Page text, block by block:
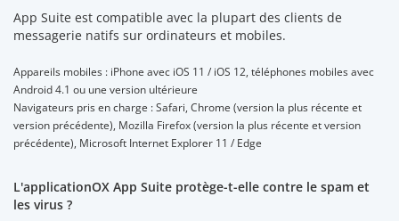
App Suite est compatible avec la plupart des clients de
messagerie natifs sur ordinateurs et mobiles.
Appareils mobiles : iPhone avec iOS 11 / iOS 12, téléphones mobiles avec
Android 4.1 ou une version ultérieure
Navigateurs pris en charge : Safari, Chrome (version la plus récente et
version précédente), Mozilla Firefox (version la plus récente et version
précédente), Microsoft Internet Explorer 11 / Edge
L'applicationOX App Suite protège-t-elle contre le spam et
les virus ?